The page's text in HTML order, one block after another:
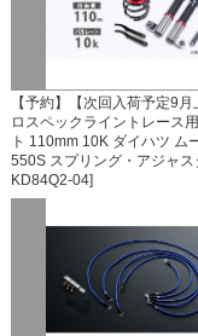
【予約】【次回入荷予定9
ロスペックライントレース
ト 110mm 10K ダイハツ ム
550S スプリング・アジャス
KD84Q2-04]